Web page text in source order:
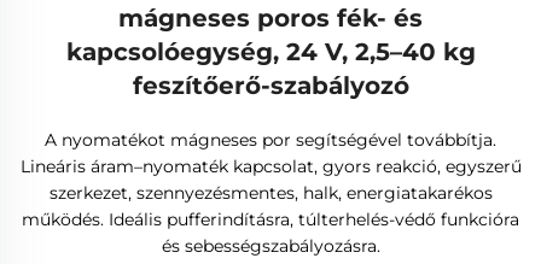
mágneses poros fék- és
kapcsolóegység, 24 V, 2,5–40 kg
feszítőerő-szabályozó
A nyomatékot mágneses por segítségével továbbítja.
Lineáris áram–nyomaték kapcsolat, gyors reakció, egyszerű
szerkezet, szennyezésmentes, halk, energiatakarékos
működés. Ideális pufferindításra, túlterhelés-védő funkcióra
és sebességszabályozásra.